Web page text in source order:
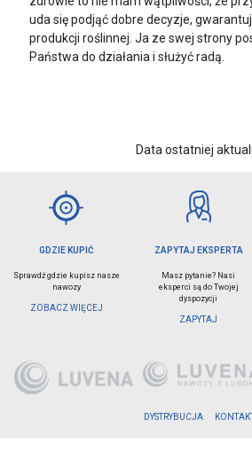
uda się podjąć dobre decyzje,
produkcji roślinnej. Ja ze swej strony
Państwa do działania i służyć radą.
Data ostatniej
GDZIE KUPIĆ
Sprawdź gdzie kupisz nasze
nawozy
ZOBACZ WIĘCEJ
ZAPYTAJ EKSPERTA
Masz pytanie? Nasi
eksperci są do Twojej
dyspozycji
ZAPYTAJ
DYSTRYBUCJA